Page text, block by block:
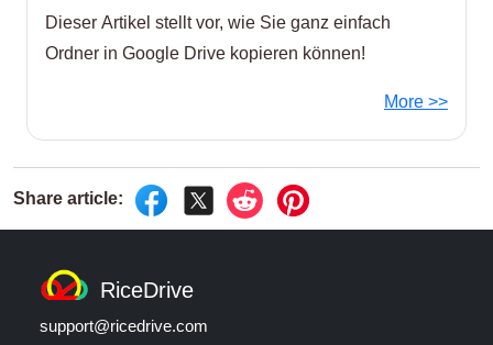
Dieser Artikel stellt vor, wie Sie ganz einfach
Ordner in Google Drive kopieren können!
More >>
RiceDrive
support@ricedrive.com